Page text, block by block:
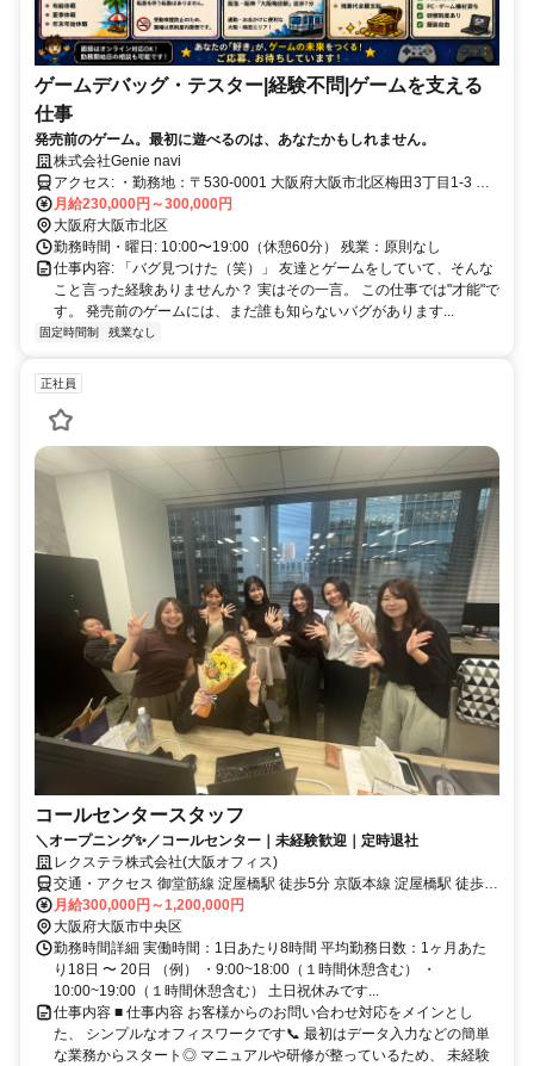
ゲームデバッグ・テスター|経験不問|ゲームを支える
仕事
発売前のゲーム。最初に遊べるのは、あなたかもしれません。
株式会社Genie navi
アクセス: ・勤務地：〒530-0001 大阪府大阪市北区梅田3丁目1-3 ・
JR「大阪駅」徒歩5分 ・Osaka Metro御堂筋線「梅田駅」徒歩5分 ・
阪急・阪神「大阪梅田駅」徒歩7分 仕事帰りにショッピングや映画、
ゲームショップにも立ち寄れる便利なエリアです。
月給230,000円～300,000円
大阪府大阪市北区
勤務時間・曜日: 10:00〜19:00（休憩60分） 残業：原則なし
仕事内容: 「バグ見つけた（笑）」 友達とゲームをしていて、そんな
こと言った経験ありませんか？ 実はその一言。 この仕事では"才能"で
す。 発売前のゲームには、まだ誰も知らないバグがあります...
固定時間制 残業なし
正社員
コールセンタースタッフ
＼オープニング✨／コールセンター｜未経験歓迎｜定時退社
レクステラ株式会社(大阪オフィス)
交通・アクセス 御堂筋線 淀屋橋駅 徒歩5分 京阪本線 淀屋橋駅 徒歩5
分 御堂筋線 北浜駅 徒歩5分
月給300,000円～1,200,000円
大阪府大阪市中央区
勤務時間詳細 実働時間：1日あたり8時間 平均勤務日数：1ヶ月あた
り18日 〜 20日 （例） ・9:00~18:00（１時間休憩含む） ・
10:00~19:00（１時間休憩含む） 土日祝休みです...
仕事内容 ■ 仕事内容 お客様からのお問い合わせ対応をメインとし
た、 シンプルなオフィスワークです📞 最初はデータ入力などの簡単
な業務からスタート◎ マニュアルや研修が整っているため、 未経験